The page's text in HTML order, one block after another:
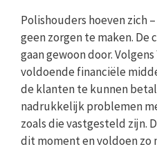
Polishouders hoeven zich
geen zorgen te maken. De
gaan gewoon door.
voldoende financiële
de klanten te kunnen
nadrukkelijk problemen
zoals die vastgesteld zijn.
dit moment en voldoen zo